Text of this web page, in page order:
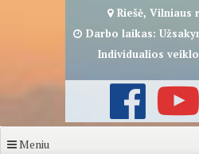
Riešė, Vilniaus
Darbo laikas:
Individualios
Meniu